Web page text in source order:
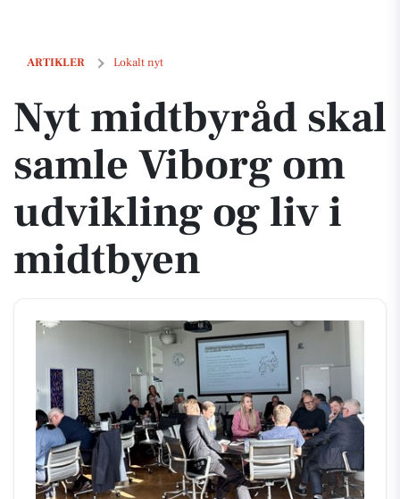
ARTIKLER Lokalt nyt
Nyt midtbyråd skal samle Viborg om udvikling og liv i midtbyen
Nyt midtbyråd skal
samle Viborg om
udvikling og liv i
midtbyen